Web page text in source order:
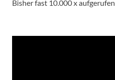
Bisher fast 10.000 x aufgerufen